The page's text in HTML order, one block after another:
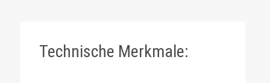
Technische Merkmale: